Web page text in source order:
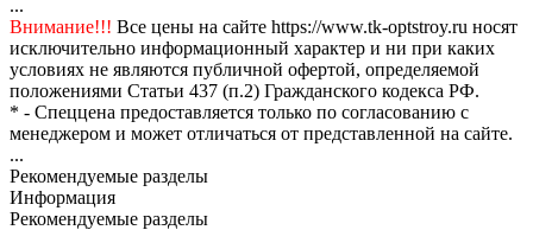
...
Внимание!!! Все цены на сайте https://www.tk-optstroy.ru носят
исключительно информационный характер и ни при каких
условиях не являются публичной офертой, определяемой
положениями Статьи 437 (п.2) Гражданского кодекса РФ.
* - Спеццена предоставляется только по согласованию с
менеджером и может отличаться от представленной на сайте.
...
Рекомендуемые разделы
Информация
Рекомендуемые разделы